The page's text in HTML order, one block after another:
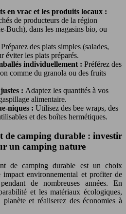
en vrac et les produits locaux :
de producteurs de la région
Buch), dans les magasins bio, ou
Préparez des plats simples (salades,
éviter les plats préparés.
individuellement : Préférez des
comme du granola ou des fruits
: Adaptez les quantités à vos
alimentaire.
niques : Utilisez des bee wraps, des
et des boîtes hermétiques.
de camping durable : investir
un camping nature
de camping durable est un choix
environnemental et profiter de
de nombreuses années. En
et les matériaux écologiques,
et réaliserez des économies à